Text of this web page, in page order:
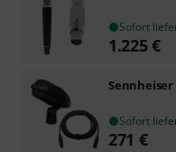
Sofort
1.225€
Sennheiser
Sofort
271 €